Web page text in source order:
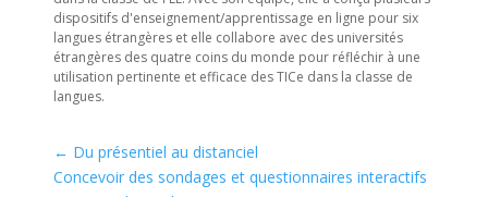
dispositifs d'enseignement/apprentissage en ligne pour six
langues étrangères et elle collabore avec des universités
étrangères des quatre coins du monde pour réfléchir à une
utilisation pertinente et efficace des TICe dans la classe de
langues.
← Du présentiel au distanciel
Concevoir des sondages et questionnaires interactifs